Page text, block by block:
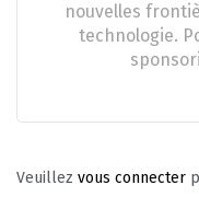
nouvelles
technologie.
Veuillez vous connecter